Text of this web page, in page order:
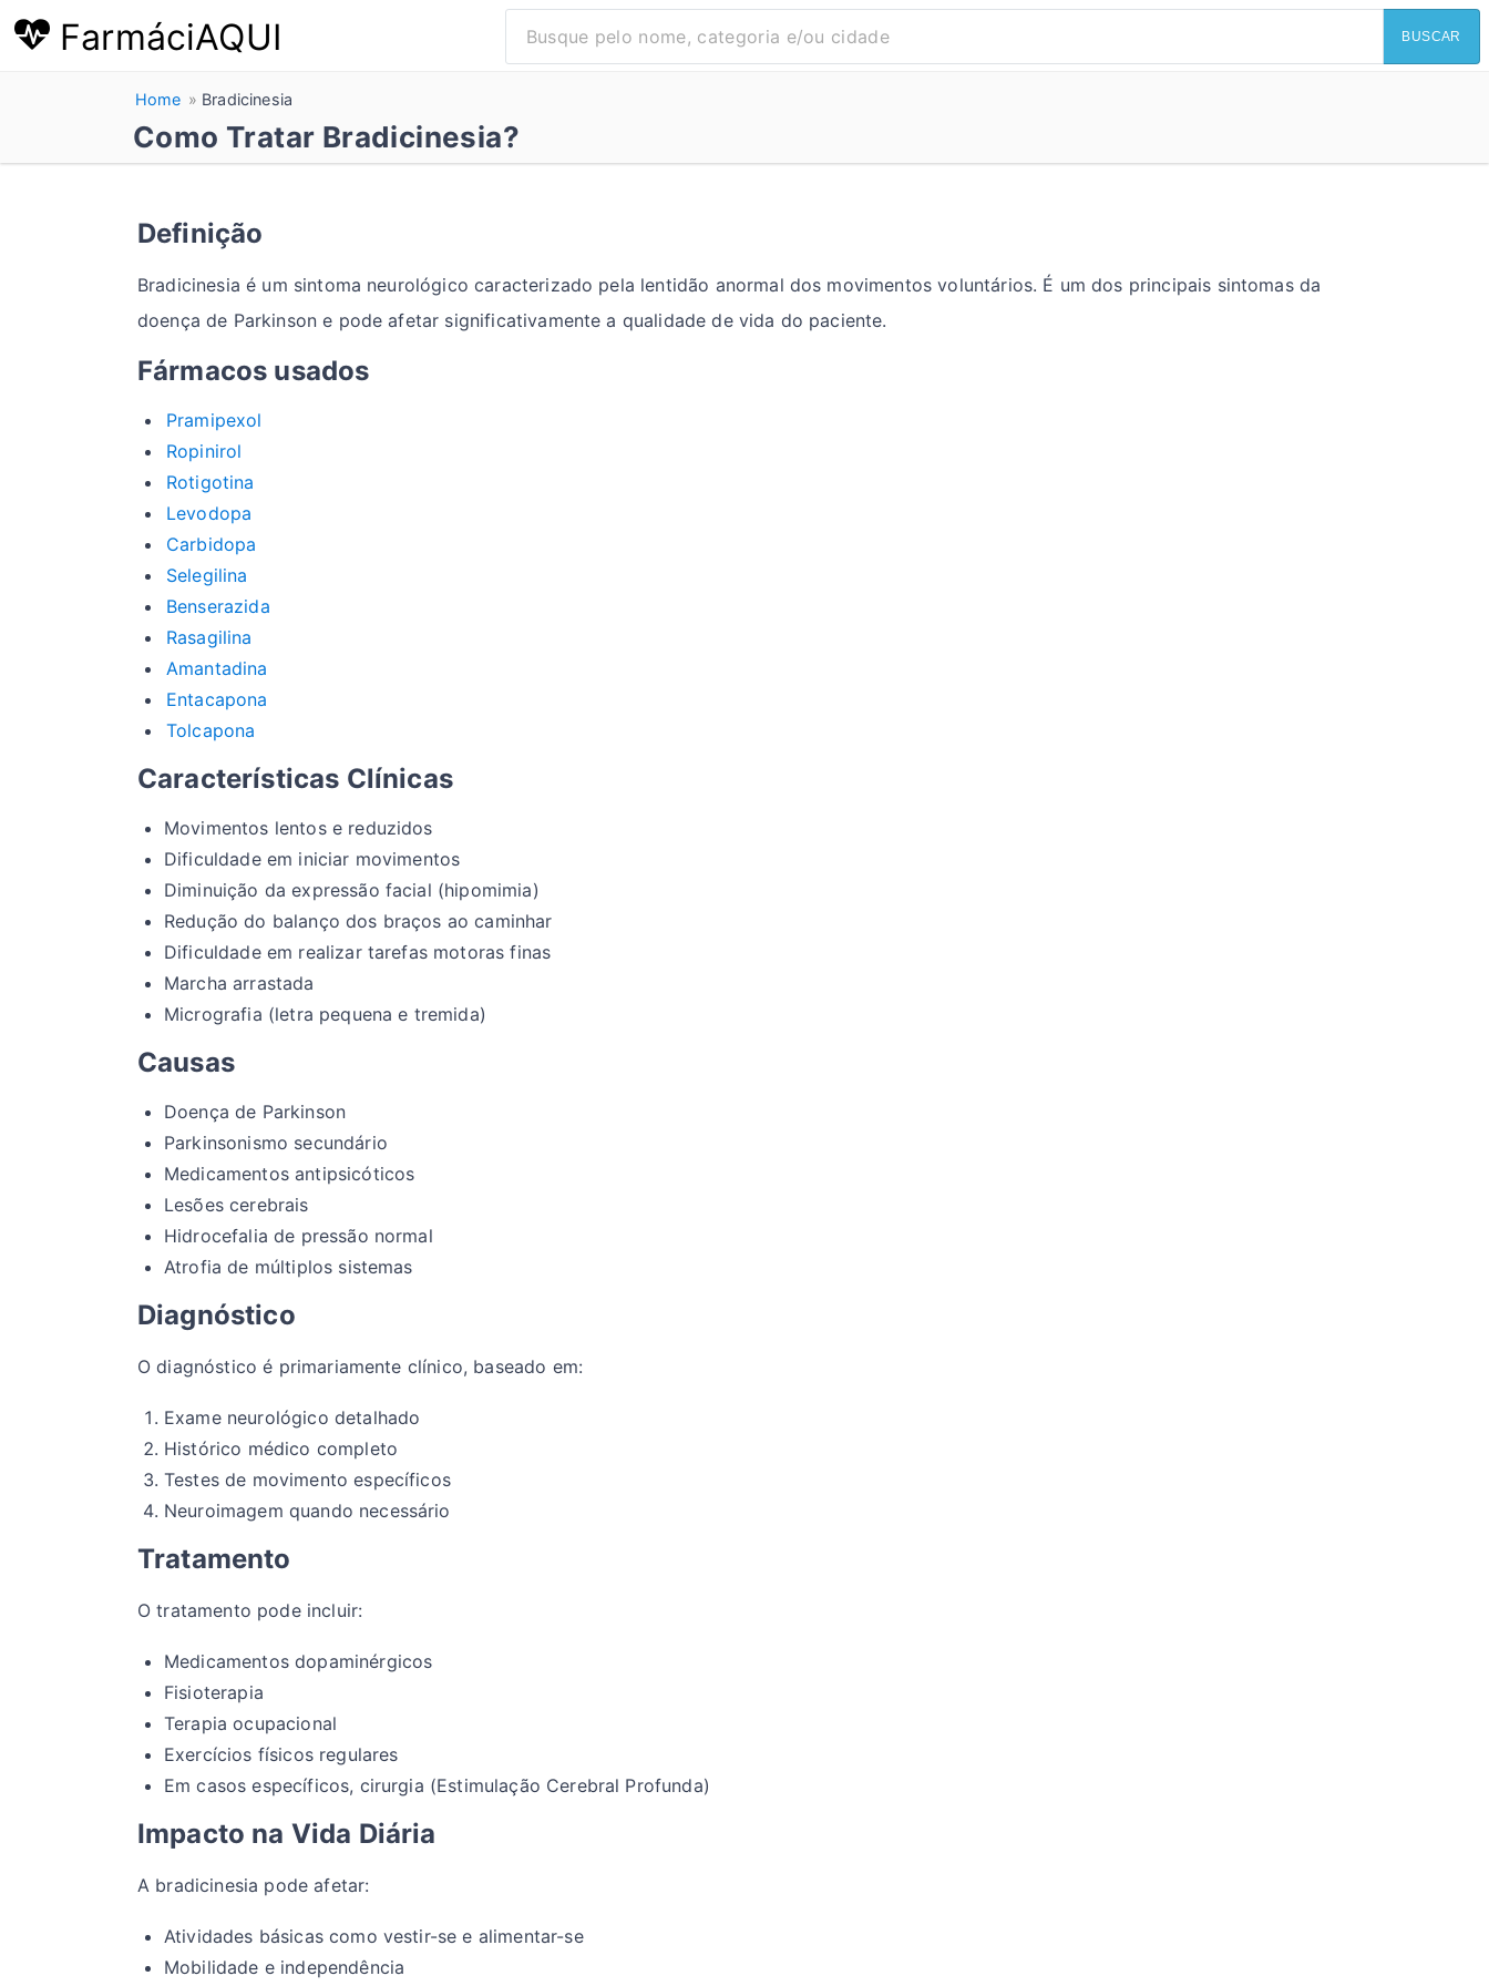
FarmáciAQUI BUSCAR
Home Bradicinesia
Como Tratar Bradicinesia?
Definição
Bradicinesia é um sintoma neurológico caracterizado pela lentidão anormal dos movimentos voluntários. É um dos principais sintomas da
doença de Parkinson e pode afetar significativamente a qualidade de vida do paciente.
Fármacos usados
Pramipexol
Ropinirol
Rotigotina
Levodopa
Carbidopa
Selegilina
Benserazida
Rasagilina
Amantadina
Entacapona
Tolcapona
Características Clínicas
Movimentos lentos e reduzidos
Dificuldade em iniciar movimentos
Diminuição da expressão facial (hipomimia)
Redução do balanço dos braços ao caminhar
Dificuldade em realizar tarefas motoras finas
Marcha arrastada
Micrografia (letra pequena e tremida)
Causas
Doença de Parkinson
Parkinsonismo secundário
Medicamentos antipsicóticos
Lesões cerebrais
Hidrocefalia de pressão normal
Atrofia de múltiplos sistemas
Diagnóstico
O diagnóstico é primariamente clínico, baseado em:
Exame neurológico detalhado
Histórico médico completo
Testes de movimento específicos
Neuroimagem quando necessário
Tratamento
O tratamento pode incluir:
Medicamentos dopaminérgicos
Fisioterapia
Terapia ocupacional
Exercícios físicos regulares
Em casos específicos, cirurgia (Estimulação Cerebral Profunda)
Impacto na Vida Diária
A bradicinesia pode afetar:
Atividades básicas como vestir-se e alimentar-se
Mobilidade e independência